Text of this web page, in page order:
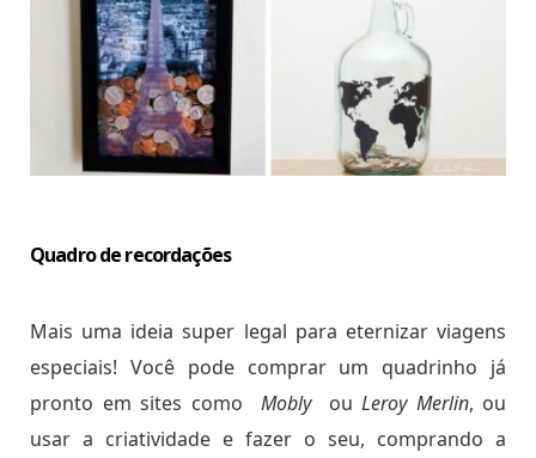
Quadro de recordações
Mais uma ideia super legal para eternizar viagens
especiais! Você pode comprar um quadrinho já
pronto em sites como Moblyou Leroy Merlin, ou
usar a criatividade e fazer o seu, comprando a